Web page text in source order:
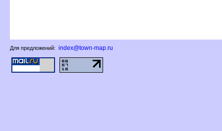
Для предложений: index@town-map.ru